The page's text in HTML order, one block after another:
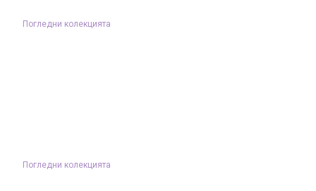
Погледни колекцията
Погледни колекцията